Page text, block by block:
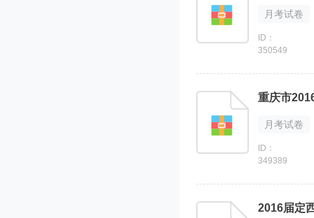
月考试卷
ID：
350549
重庆市
月考试卷
ID：
349389
2016届定